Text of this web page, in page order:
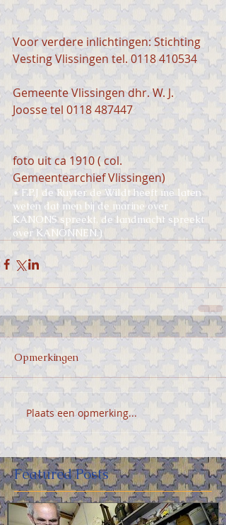
Featured Posts
Voor verdere inlichtingen: Stichting
Vesting Vlissingen tel. 0118 410534
Gemeente Vlissingen dhr. W. J.
Joosse tel 0118 487447
foto uit ca 1910 ( col.
Gemeentearchief Vlissingen)
* F.P.J de Ruyter de Wildt heeft me laten
weten dat men bij de marine over
KANONS spreekt, de landmacht spreekt
over KANONNEN.)
Opmerkingen
Plaats een opmerking...